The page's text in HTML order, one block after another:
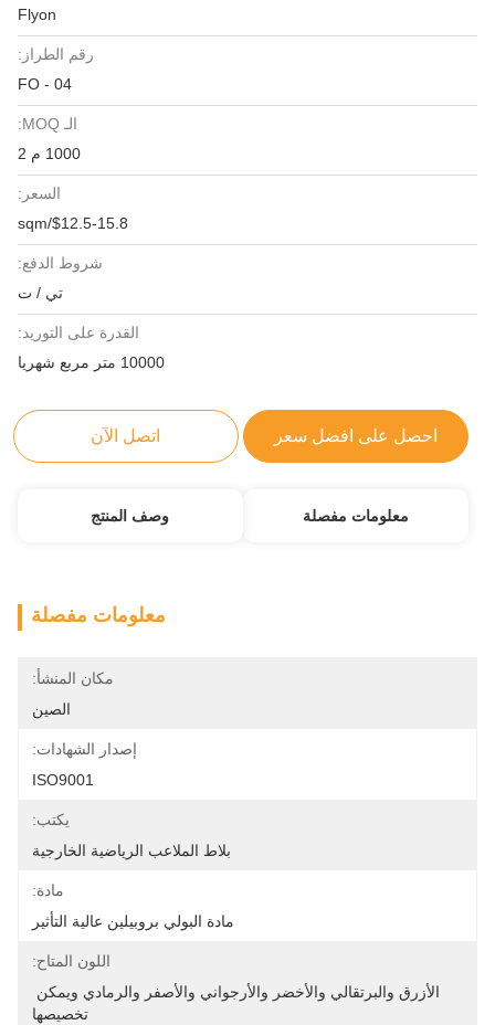
Flyon
رقم الطراز:
FO - 04
الـ MOQ:
1000 م 2
السعر:
$12.5-15.8/sqm
شروط الدفع:
تي / ت
القدرة على التوريد:
10000 متر مربع شهريا
احصل على افضل سعر اتصل الآن
معلومات مفصلة وصف المنتج
معلومات مفصلة
مكان المنشأ:
الصين
إصدار الشهادات:
ISO9001
يكتب:
بلاط الملاعب الرياضية الخارجية
مادة:
مادة البولي بروبيلين عالية التأثير
اللون المتاح:
الأزرق والبرتقالي والأخضر والأرجواني والأصفر والرمادي ويمكن
تخصيصها